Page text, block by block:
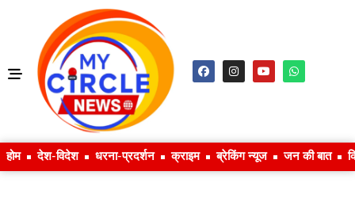
होम देश-विदेश धरना-प्रदर्शन क्राइम ब्रेकिंग न्यूज जन की बात